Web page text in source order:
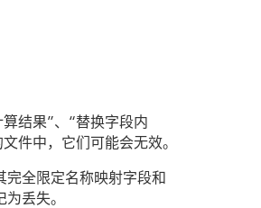
结果”、“替换字段内
件中，它们可能会无效。
全限定名称映射字段和
丢失。